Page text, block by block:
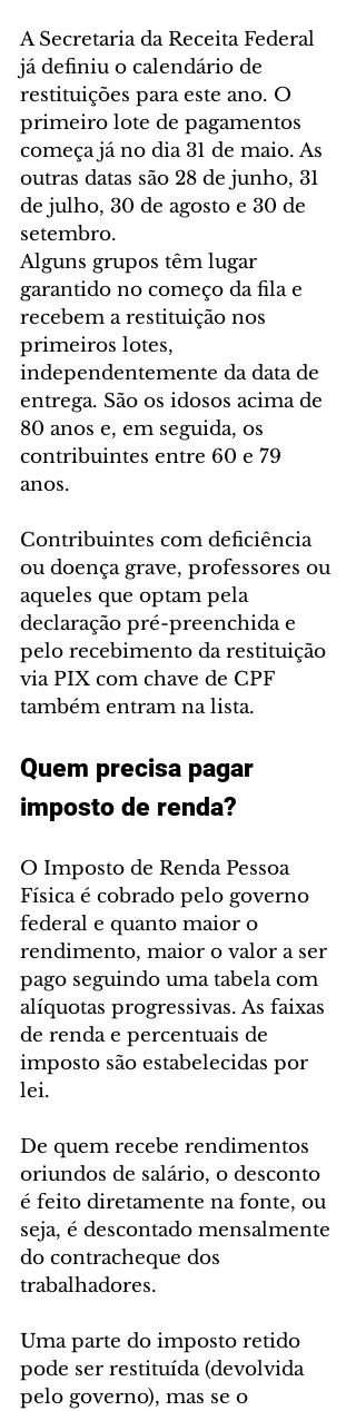
A Secretaria da Receita Federal
já definiu o calendário de
restituições para este ano. O
primeiro lote de pagamentos
começa já no dia 31 de maio. As
outras datas são 28 de junho, 31
de julho, 30 de agosto e 30 de
setembro.
Alguns grupos têm lugar
garantido no começo da fila e
recebem a restituição nos
primeiros lotes,
independentemente da data de
entrega. São os idosos acima de
80 anos e, em seguida, os
contribuintes entre 60 e 79
anos.
Contribuintes com deficiência
ou doença grave, professores ou
aqueles que optam pela
declaração pré-preenchida e
pelo recebimento da restituição
via PIX com chave de CPF
também entram na lista.
Quem precisa pagar
imposto de renda?
O Imposto de Renda Pessoa
Física é cobrado pelo governo
federal e quanto maior o
rendimento, maior o valor a ser
pago seguindo uma tabela com
alíquotas progressivas. As faixas
de renda e percentuais de
imposto são estabelecidas por
lei.
De quem recebe rendimentos
oriundos de salário, o desconto
é feito diretamente na fonte, ou
seja, é descontado mensalmente
do contracheque dos
trabalhadores.
Uma parte do imposto retido
pode ser restituída (devolvida
pelo governo), mas se o